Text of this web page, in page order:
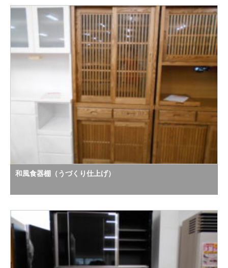
和風食器棚（うづくり仕上げ）